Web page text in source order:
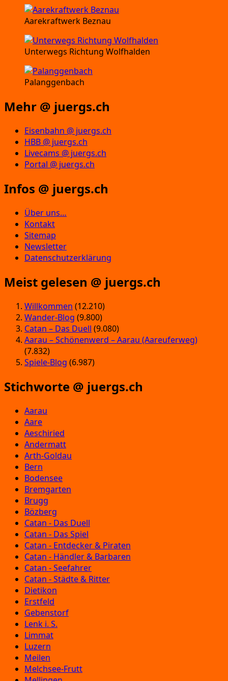
Aarekraftwerk Beznau
Unterwegs Richtung Wolfhalden
Palanggenbach
Mehr @ juergs.ch
Eisenbahn @ juergs.ch
HBB @ juergs.ch
Livecams @ juergs.ch
Portal @ juergs.ch
Infos @ juergs.ch
Über uns…
Kontakt
Sitemap
Newsletter
Datenschutzerklärung
Meist gelesen @ juergs.ch
Willkommen (12.210)
Wander-Blog (9.800)
Catan – Das Duell (9.080)
Aarau – Schönenwerd – Aarau (Aareuferweg)
(7.832)
Spiele-Blog (6.987)
Stichworte @ juergs.ch
Aarau
Aare
Aeschiried
Andermatt
Arth-Goldau
Bern
Bodensee
Bremgarten
Brugg
Bözberg
Catan - Das Duell
Catan - Das Spiel
Catan - Entdecker & Piraten
Catan - Händler & Barbaren
Catan - Seefahrer
Catan - Städte & Ritter
Dietikon
Erstfeld
Gebenstorf
Lenk i. S.
Limmat
Luzern
Meilen
Melchsee-Frutt